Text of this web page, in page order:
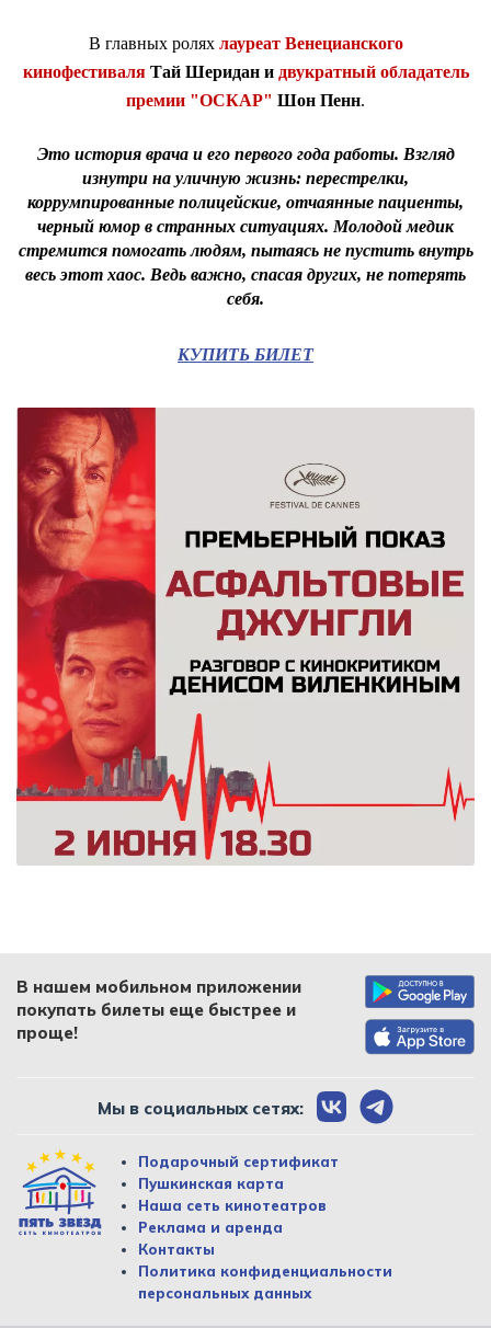
В главных ролях лауреат Венецианского
кинофестиваля Тай Шеридан и двукратный обладатель
премии "ОСКАР" Шон Пенн.
Это история врача и его первого года работы. Взгляд
изнутри на уличную жизнь: перестрелки,
коррумпированные полицейские, отчаянные пациенты,
черный юмор в странных ситуациях. Молодой медик
стремится помогать людям, пытаясь не пустить внутрь
весь этот хаос. Ведь важно, спасая других, не потерять
себя.
КУПИТЬ БИЛЕТ
В нашем мобильном приложении
покупать билеты еще быстрее и
проще!
Мы в социальных сетях:
Подарочный сертификат
Пушкинская карта
Наша сеть кинотеатров
Реклама и аренда
Контакты
Политика конфиденциальности
персональных данных